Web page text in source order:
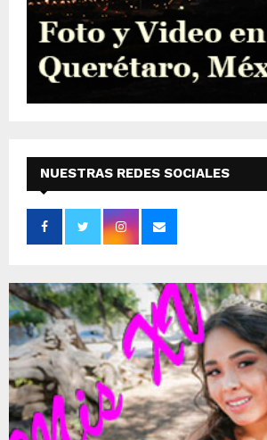
NUESTRAS REDES SOCIALES